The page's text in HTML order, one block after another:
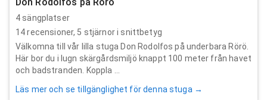
4 sängplatser
14recensioner, 5 stjärnor i snittbetyg
Välkomna till vår lilla stuga Don Rodolfos på underbara Rörö.
Här bor du i lugn skärgårdsmiljö knappt 100 meter från havet
och badstranden. Koppla ...
Läs mer och se tillgänglighet för denna stuga →